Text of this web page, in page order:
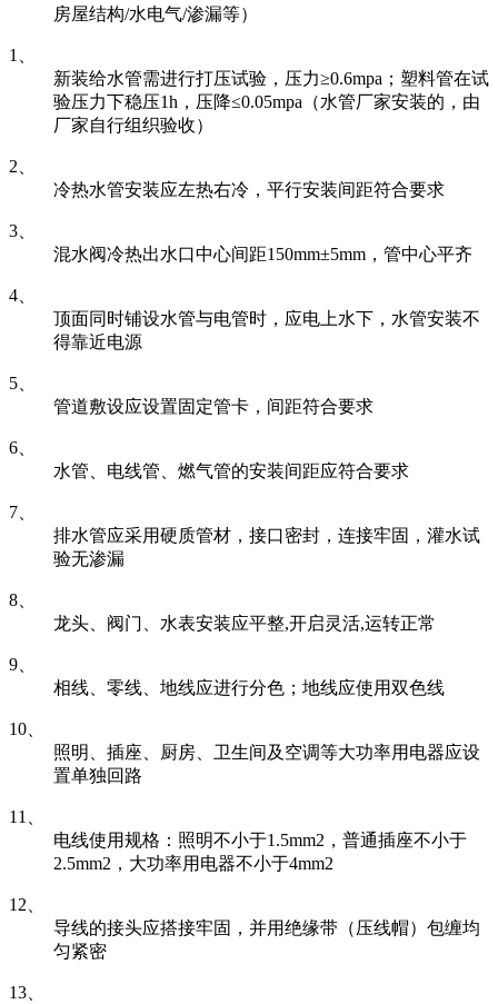
房屋结构/水电气/渗漏等）
1、
新装给水管需进行打压试验，压力≥0.6mpa；塑料管在试
验压力下稳压1h，压降≤0.05mpa（水管厂家安装的，由
厂家自行组织验收）
2、
冷热水管安装应左热右冷，平行安装间距符合要求
3、
混水阀冷热出水口中心间距150mm±5mm，管中心平齐
4、
顶面同时铺设水管与电管时，应电上水下，水管安装不
得靠近电源
5、
管道敷设应设置固定管卡，间距符合要求
6、
水管、电线管、燃气管的安装间距应符合要求
7、
排水管应采用硬质管材，接口密封，连接牢固，灌水试
验无渗漏
8、
龙头、阀门、水表安装应平整,开启灵活,运转正常
9、
相线、零线、地线应进行分色；地线应使用双色线
10、
照明、插座、厨房、卫生间及空调等大功率用电器应设
置单独回路
11、
电线使用规格：照明不小于1.5mm2，普通插座不小于
2.5mm2，大功率用电器不小于4mm2
12、
导线的接头应搭接牢固，并用绝缘带（压线帽）包缠均
匀紧密
13、